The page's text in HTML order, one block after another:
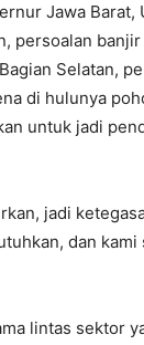
Jawa Barat,
persoalan
Selatan,
di hulunya
untuk jadi
jadi
dan kami
lintas sektor